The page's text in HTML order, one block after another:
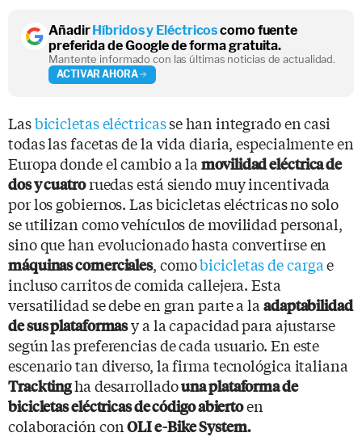
AñadirHíbridos y Eléctricoscomo fuente
preferida de Google de forma gratuita.
Mantente informado con las últimas noticias de actualidad.
ACTIVAR AHORA
Lasbicicletas eléctricasse han integrado en casi
todas las facetas de la vida diaria, especialmente en
Europa donde el cambio a lamovilidad eléctrica de
dos y cuatroruedas está siendo muy incentivada
por los gobiernos. Las bicicletas eléctricas no solo
se utilizan como vehículos de movilidad personal,
sino que han evolucionado hasta convertirse en
máquinas comerciales, comobicicletas de cargae
incluso carritos de comida callejera. Esta
versatilidad se debe en gran parte a la adaptabilidad
de sus plataformasy a la capacidad para ajustarse
según las preferencias de cada usuario. En este
escenario tan diverso, la firma tecnológica italiana
Tracktingha desarrolladouna plataforma de
bicicletas eléctricas de código abiertoen
colaboración conOLI e-Bike System.